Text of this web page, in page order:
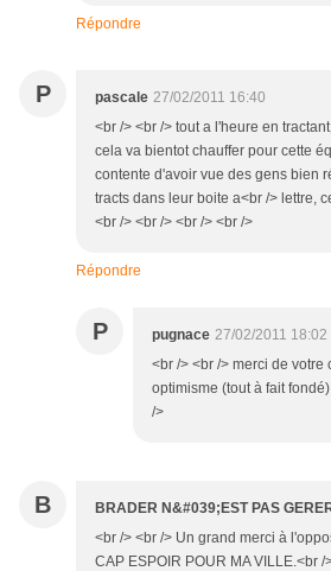
Répondre
P pascale 27/02/2011 16:40
<br /> <br /> tout a l'heure en
cela va bientot chauffer pour cette
contente d'avoir vue des gens bien
tracts dans leur boite a<br /> lettre,
<br /> <br /> <br /> <br />
Répondre
P pugnace 27/02/2011 18:02
<br /> <br /> merci de votre
optimisme (tout à fait
/>
B BRADER N&#039;EST PAS
<br /> <br /> Un grand merci à
CAP ESPOIR POUR MA VILLE.<br /